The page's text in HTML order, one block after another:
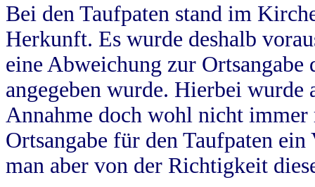
Bei den Taufpaten stand im
Herkunft. Es wurde deshalb
eine Abweichung zur
angegeben wurde. Hierbei wurde
Annahme doch wohl nicht
Ortsangabe für den Taufpaten
man aber von der Richtigkeit